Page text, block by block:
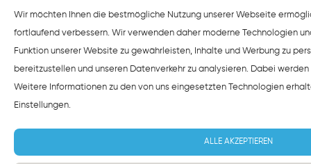
Wir möchten Ihnen die bestmögliche Nutzung unserer Webseite
fortlaufend verbessern. Wir verwenden daher moderne Technologien
Funktion unserer Website zu gewährleisten, Inhalte und Werbung zu
bereitzustellen und unseren Datenverkehr zu analysieren. Dabei
Weitere Informationen zu den von uns eingesetzten Technologien
Einstellungen.
ALLE AKZEPTIEREN